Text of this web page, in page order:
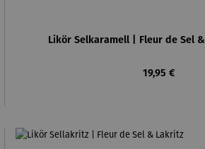
Likör Selkaramell | Fleur de Sel
Regulärer
19,95 €